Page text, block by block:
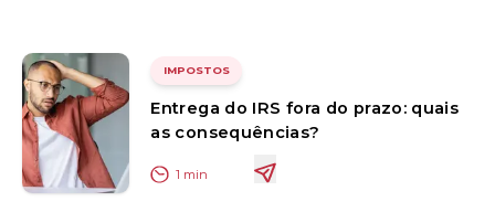
IMPOSTOS
Entrega do IRS fora do prazo: quais
as consequências?
1 min